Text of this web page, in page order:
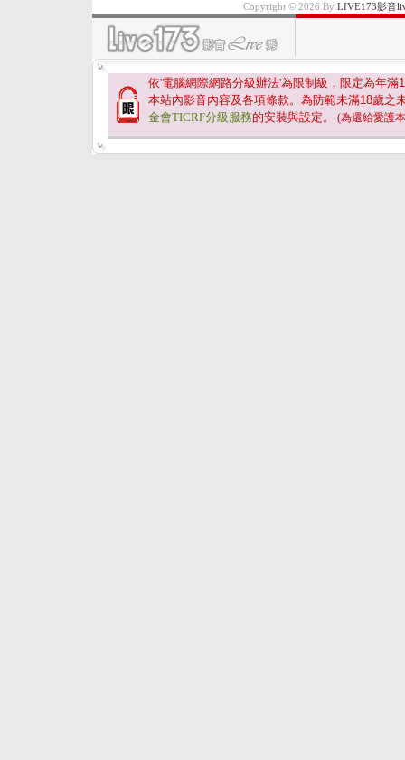
Copyright © 2026 By LIVE173影音
依'電腦網際網路分級辦法'為限制級，限定為年滿
本站內影音內容及各項條款。為防範未滿18歲之
金會TICRF分級服務的安裝與設定。 (為還給愛護